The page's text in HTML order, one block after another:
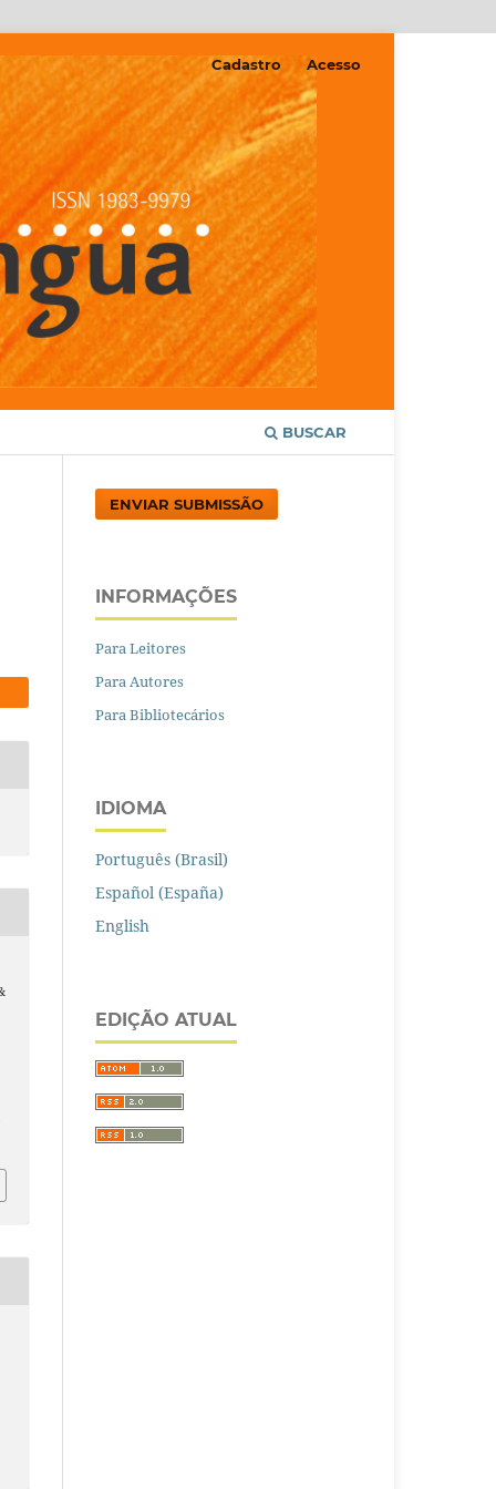
BUSCAR
Cadastro Acesso
ENVIAR SUBMISSÃO
INFORMAÇÕES
Para Leitores
Para Autores
Para Bibliotecários
IDIOMA
Português (Brasil)
Español (España)
English
EDIÇÃO ATUAL